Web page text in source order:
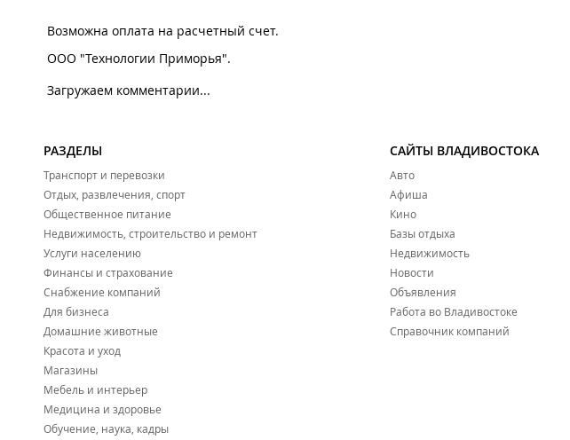
Возможна оплата на расчетный счет.
ООО "Технологии Приморья".
Загружаем комментарии...
РАЗДЕЛЫ
Транспорт и перевозки
Отдых, развлечения, спорт
Общественное питание
Недвижимость, строительство и ремонт
Услуги населению
Финансы и страхование
Снабжение компаний
Для бизнеса
Домашние животные
Красота и уход
Магазины
Мебель и интерьер
Медицина и здоровье
Обучение, наука, кадры
САЙТЫ ВЛАДИВОСТОКА
Авто
Афиша
Кино
Базы отдыха
Недвижимость
Новости
Объявления
Работа во Владивостоке
Справочник компаний